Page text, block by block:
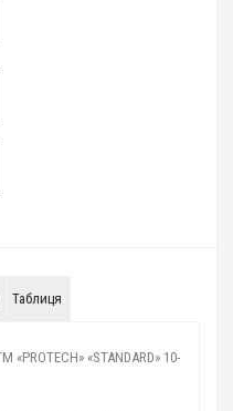
Таблиця
«STANDARD» 10-